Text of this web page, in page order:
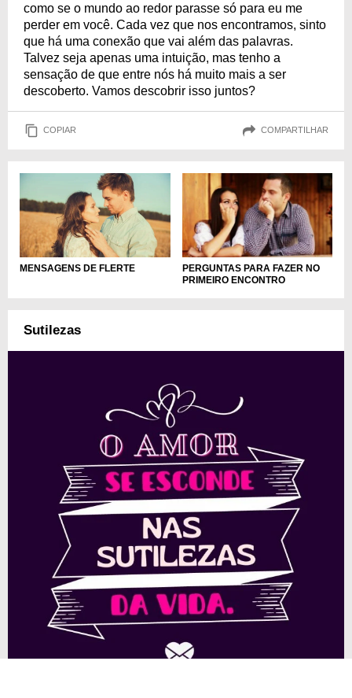
como se o mundo ao redor parasse só para eu me
perder em você. Cada vez que nos encontramos, sinto
que há uma conexão que vai além das palavras.
Talvez seja apenas uma intuição, mas tenho a
sensação de que entre nós há muito mais a ser
descoberto. Vamos descobrir isso juntos?
COPIAR COMPARTILHAR
MENSAGENS DE FLERTE
PERGUNTAS PARA FAZER NO
PRIMEIRO ENCONTRO
Sutilezas